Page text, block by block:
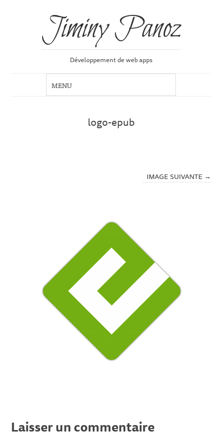
Jiminy Panoz
Développement de web apps
logo-epub
IMAGE SUIVANTE →
Laisser un commentaire